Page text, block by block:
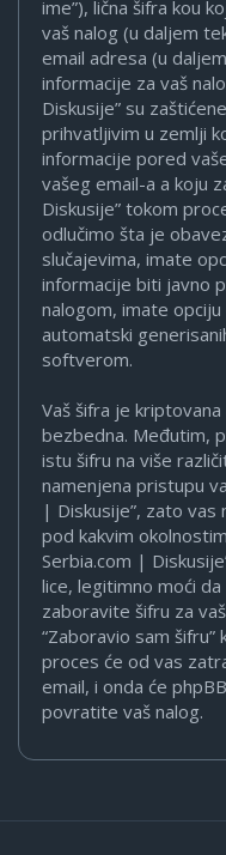
ime”), lična šifra kou
vaš nalog (u daljem
email adresa (u
informacije za vaš
Diskusije” su
prihvatljivim u zemlji
informacije pored
vašeg email-a a koju
Diskusije” tokom
odlučimo šta je
slučajevima, imate
informacije biti javno
nalogom, imate
automatski
softverom.
Vaš šifra je
bezbedna. Međutim,
istu šifru na više
namenjena pristupu
| Diskusije”, zato vas
pod kakvim
Serbia.com |
lice, legitimno moći
zaboravite šifru za
“Zaboravio sam
proces će od vas
email, i onda će
povratite vaš nalog.